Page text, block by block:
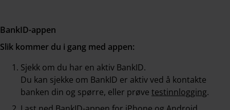
BankID-appen
Slik kommer du i gang med appen:
Sjekk om du har en aktiv BankID.
Du kan sjekke om BankID er aktiv ved å kontakte
banken din og spørre, eller prøve testinnlogging.